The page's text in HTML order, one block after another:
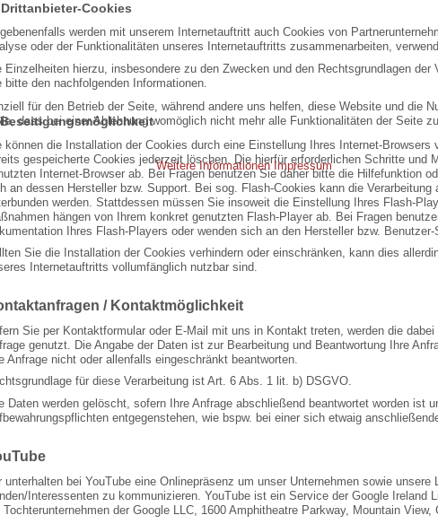
Cookies
werden mit unserem Internetauftritt auch Cookies von
oder der Funktionalitäten unseres Internetauftritts zusammenarbeiten,
Einzelheiten hierzu, insbesondere zu den Zwecken und den Rechtsgrundlagen
bitte den nachfolgenden Informationen.
können die Installation der Cookies durch eine Einstellung Ihres Internet-
gespeicherte Cookies jederzeit löschen. Die hierfür erforderlichen Schritte und
Internet-Browser ab. Bei Fragen benutzen Sie daher bitte die Hilfefunktion
an dessen Hersteller bzw. Support. Bei sog. Flash-Cookies kann die
werden. Stattdessen müssen Sie insoweit die Einstellung Ihres Flash-
hängen von Ihrem konkret genutzten Flash-Player ab. Bei Fragen
Ihres Flash-Players oder wenden sich an den Hersteller bzw. Benutzer-
Sie die Installation der Cookies verhindern oder einschränken, kann dies
Internetauftritts vollumfänglich nutzbar sind.
/ Kontaktmöglichkeit
Sie per Kontaktformular oder E-Mail mit uns in Kontakt treten, werden die
genutzt. Die Angabe der Daten ist zur Bearbeitung und Beantwortung Ihre
Anfrage nicht oder allenfalls eingeschränkt beantworten.
für diese Verarbeitung ist Art. 6 Abs. 1 lit. b) DSGVO.
Daten werden gelöscht, sofern Ihre Anfrage abschließend beantwortet worden ist
entgegenstehen, wie bspw. bei einer sich etwaig
unterhalten bei YouTube eine Onlinepräsenz um unser Unternehmen sowie
Interessenten zu kommunizieren. YouTube ist ein Service der Google Ireland
Tochterunternehmen der Google LLC, 1600 Amphitheatre Parkway, Mountain View,
für den Betrieb der Seite, während andere uns helfen, diese Website und die
dass bei einer Ablehnung womöglich nicht mehr alle Funktionalitäten der Seite
Weitere Informationen Impressum